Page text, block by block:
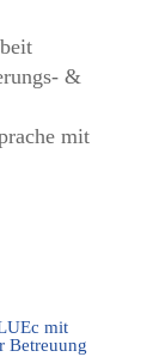
&
mit
mit
Betreuung